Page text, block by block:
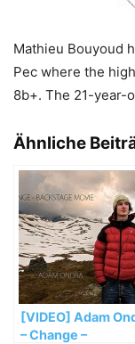
Mathieu Bouyoud
Pec where the
8b+. The 21-year-
Ähnliche
[VIDEO] Adam
– Change –